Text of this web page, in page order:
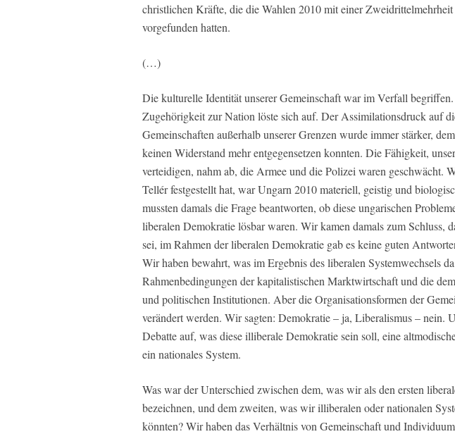
christlichen Kräfte, die die Wahlen 2010 mit einer Zweidrittelmehrheit
vorgefunden hatten.
(…)
Die kulturelle Identität unserer Gemeinschaft war im Verfall
Zugehörigkeit zur Nation löste sich auf. Der Assimilationsdruck auf
Gemeinschaften außerhalb unserer Grenzen wurde immer stärker,
keinen Widerstand mehr entgegensetzen konnten. Die Fähigkeit,
verteidigen, nahm ab, die Armee und die Polizei waren geschwächt.
Tellér festgestellt hat, war Ungarn 2010 materiell, geistig und
mussten damals die Frage beantworten, ob diese ungarischen
liberalen Demokratie lösbar waren. Wir kamen damals zum Schluss,
sei, im Rahmen der liberalen Demokratie gab es keine guten
Wir haben bewahrt, was im Ergebnis des liberalen Systemwechsels
Rahmenbedingungen der kapitalistischen Marktwirtschaft und die
und politischen Institutionen. Aber die Organisationsformen der
verändert werden. Wir sagten: Demokratie – ja, Liberalismus – nein.
Debatte auf, was diese illiberale Demokratie sein soll, eine
ein nationales System.
Was war der Unterschied zwischen dem, was wir als den ersten
bezeichnen, und dem zweiten, was wir illiberalen oder nationalen
könnten? Wir haben das Verhältnis von Gemeinschaft und